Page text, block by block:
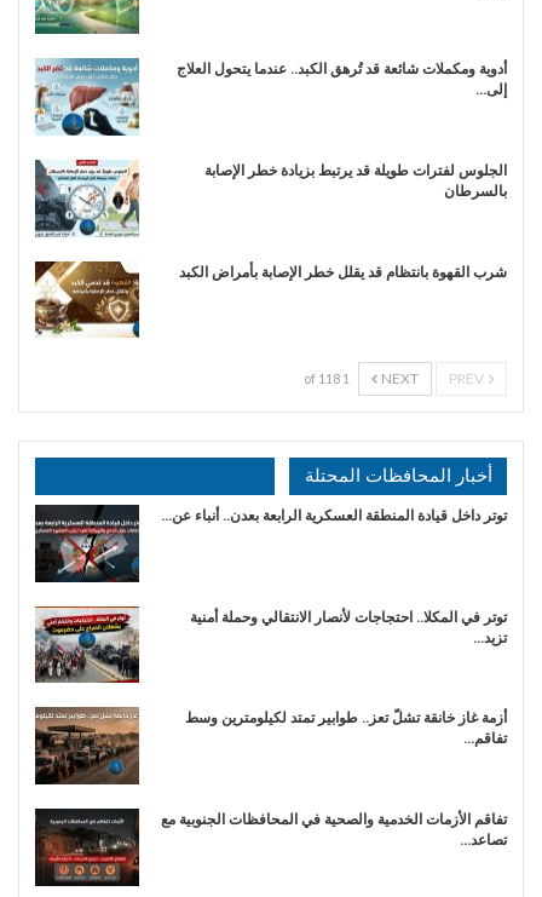
أدوية ومكملات شائعة قد تُرهق الكبد.. عندما يتحول العلاج
إلى…
الجلوس لفترات طويلة قد يرتبط بزيادة خطر الإصابة
بالسرطان
شرب القهوة بانتظام قد يقلل خطر الإصابة بأمراض الكبد
NEXT
1 of 118
أخبار المحافظات المحتلة
توتر داخل قيادة المنطقة العسكرية الرابعة بعدن.. أنباء عن…
توتر في المكلا.. احتجاجات لأنصار الانتقالي وحملة أمنية
تزيد…
أزمة غاز خانقة تشلّ تعز.. طوابير تمتد لكيلومترين وسط
تفاقم…
تفاقم الأزمات الخدمية والصحية في المحافظات الجنوبية مع
تصاعد…